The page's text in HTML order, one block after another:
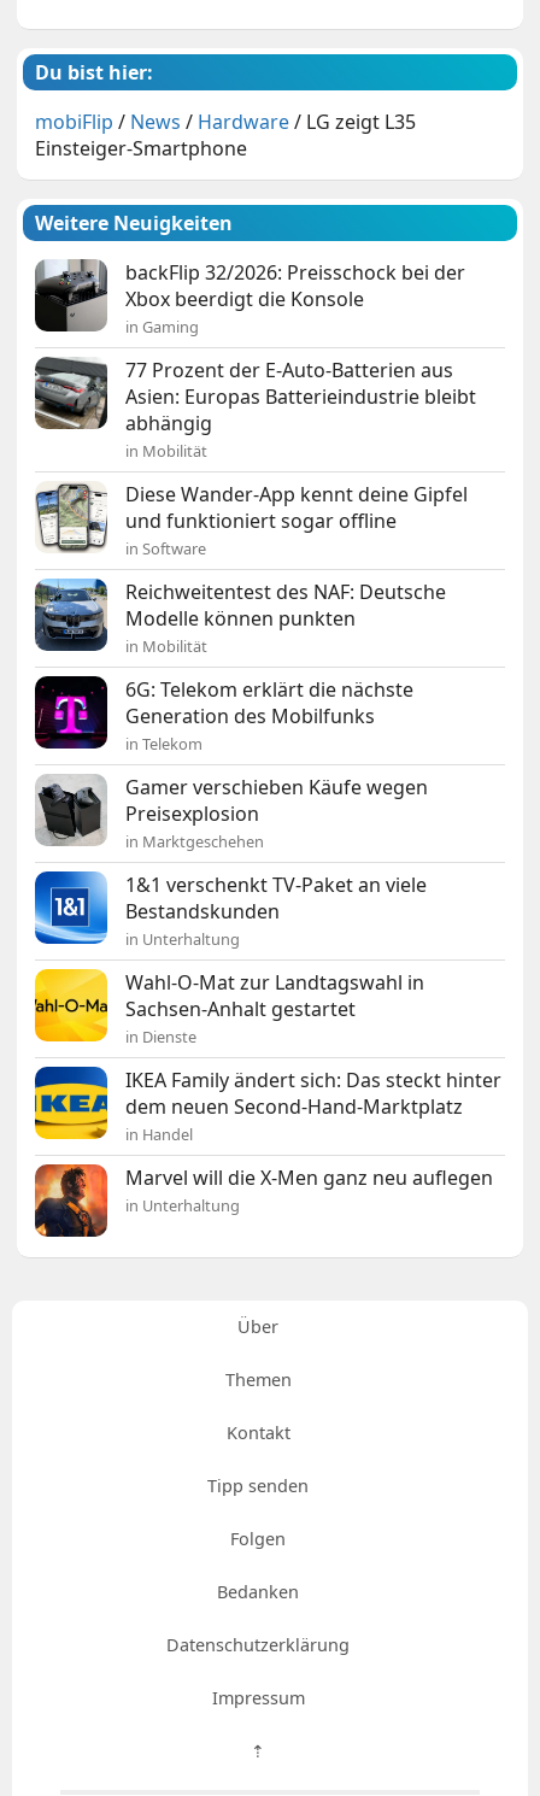
Du bist hier:
mobiFlip / News / Hardware/ LG zeigt L35
Einsteiger-Smartphone
Weitere Neuigkeiten
backFlip 32/2026: Preisschock bei der
Xbox beerdigt die Konsole
in Gaming
77 Prozent der E-Auto-Batterien aus
Asien: Europas Batterieindustrie bleibt
abhängig
in Mobilität
Diese Wander-App kennt deine Gipfel
und funktioniert sogar offline
in Software
Reichweitentest des NAF: Deutsche
Modelle können punkten
in Mobilität
6G: Telekom erklärt die nächste
Generation des Mobilfunks
in Telekom
Gamer verschieben Käufe wegen
Preisexplosion
in Marktgeschehen
1&1 verschenkt TV-Paket an viele
Bestandskunden
in Unterhaltung
Wahl-O-Mat zur Landtagswahl in
Sachsen-Anhalt gestartet
in Dienste
IKEA Family ändert sich: Das steckt hinter
dem neuen Second-Hand-Marktplatz
in Handel
Marvel will die X-Men ganz neu auflegen
in Unterhaltung
Über
Themen
Kontakt
Tipp senden
Folgen
Bedanken
Datenschutzerklärung
Impressum
⇡